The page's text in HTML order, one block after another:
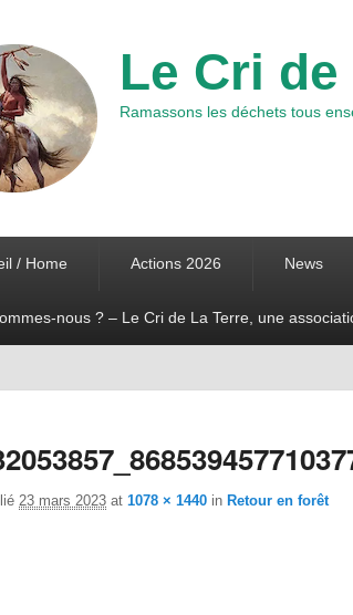
Le Cri
Ramassons les déchets tous
/ Home Actions 2026 News
nous ? – Le Cri de La Terre, une
23 mars 2023 at 1078 × 1440 in Retour en forêt